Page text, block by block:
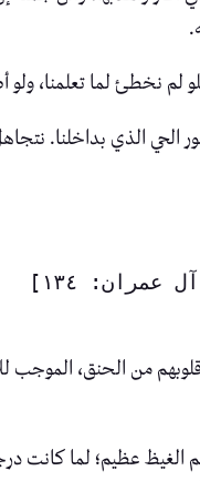
نخطئ لما تعلمنا، ولو
الذي بداخلنا.
١٣٤]
من الحنق، الموجب
الغيظ عظيم؛ لما